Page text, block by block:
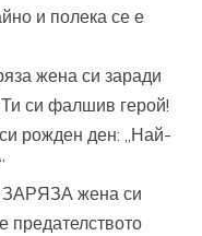
и полека се е
жена си заради
Ти си фалшив герой!
рожден ден: „Най-
жена си
предателството